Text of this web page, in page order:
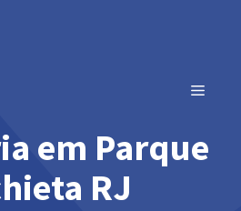
MENU
em Parque
RJ